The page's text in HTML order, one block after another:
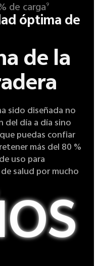
de carga 9
óptima de
de la
sido diseñada no
del día a día sino
puedas confiar
más del 80 %
uso para
salud por mucho